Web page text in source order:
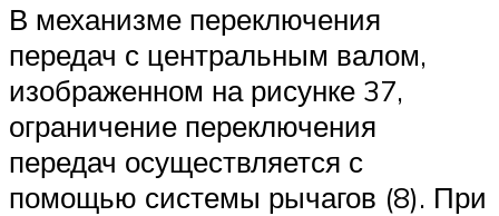
В механизме переключения
передач с цен­тральным валом,
изображенном на рисунке 37,
ограничение переключения
передач осу­ществляется с
помощью системы рычагов (8). При